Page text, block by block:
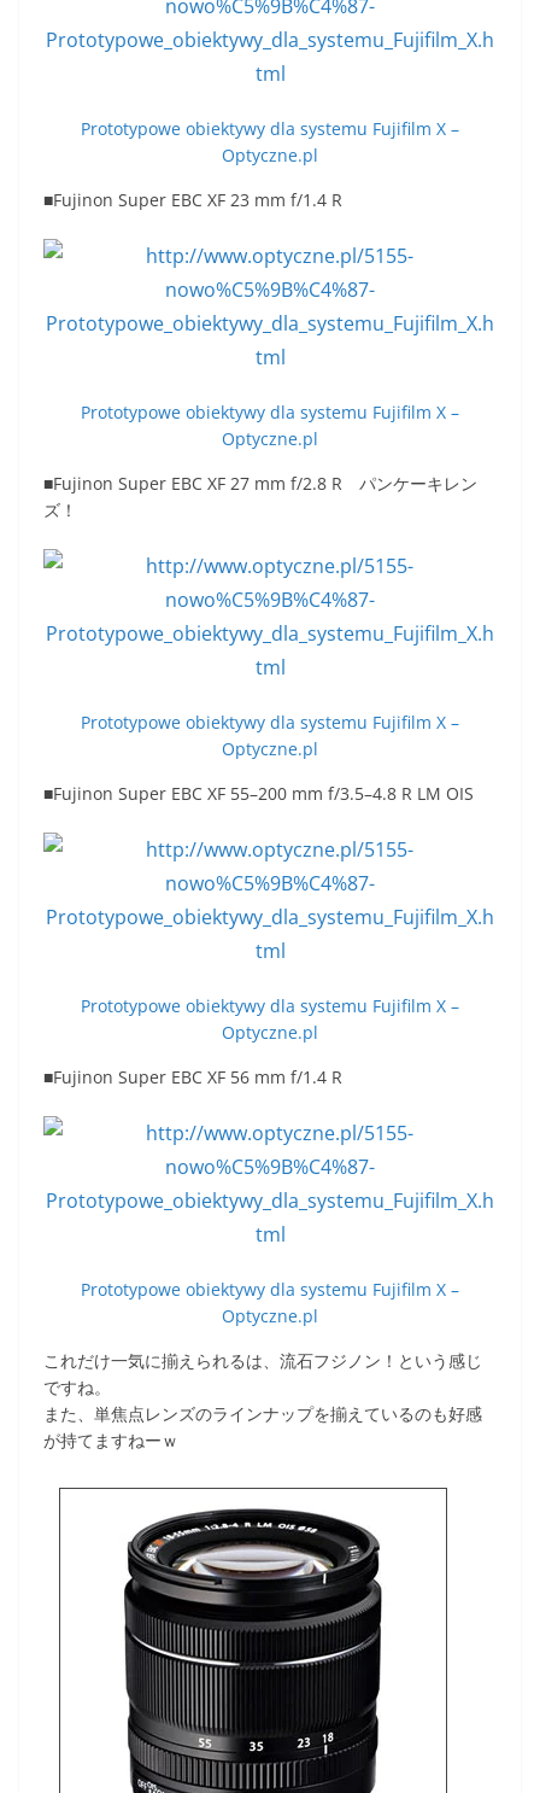
Prototypowe obiektywy dla systemu Fujifilm X –
Optyczne.pl
■Fujinon Super EBC XF 23 mm f/1.4 R
Prototypowe obiektywy dla systemu Fujifilm X –
Optyczne.pl
■Fujinon Super EBC XF 27 mm f/2.8 R パンケーキレン
ズ！
Prototypowe obiektywy dla systemu Fujifilm X –
Optyczne.pl
■Fujinon Super EBC XF 55–200 mm f/3.5–4.8 R LM OIS
Prototypowe obiektywy dla systemu Fujifilm X –
Optyczne.pl
■Fujinon Super EBC XF 56 mm f/1.4 R
Prototypowe obiektywy dla systemu Fujifilm X –
Optyczne.pl
これだけ一気に揃えられるは、流石フジノン！という感じ
ですね。
また、単焦点レンズのラインナップを揃えているのも好感
が持てますねーｗ